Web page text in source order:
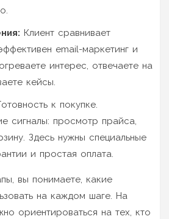
Клиент сравнивает
email-маркетинг и
интерес, отвечаете на
кейсы.
к покупке.
сигналы: просмотр прайса,
Здесь нужны специальные
и простая оплата.
вы понимаете, какие
на каждом шаге. На
ориентироваться на тех, кто